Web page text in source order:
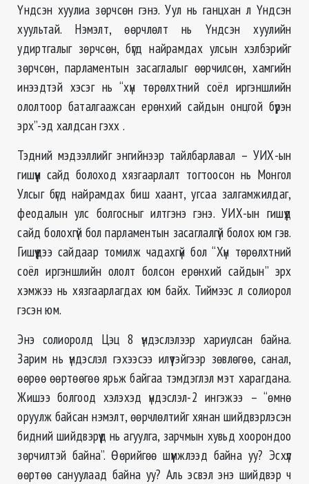
Үндсэн хуулиа зөрчсөн гэнэ. Уул нь ганцхан л Үндсэн
хуультай. Нэмэлт, өөрчлөлт нь Үндсэн хуулийн
удиртгалыг зөрчсөн, бүгд найрамдах улсын хэлбэрийг
зөрчсөн, парламентын засаглалыг өөрчилсөн, хамгийн
инээдтэй хэсэг нь “хүн төрөлхтний соёл иргэншлийн
ололтоор баталгаажсан ерөнхий сайдын онцгой бүрэн
эрх”-эд халдсан гэхх .
Тэдний мэдээллийг энгийнээр тайлбарлавал – УИХ-ын
гишүүн сайд болоход хязгаарлалт тогтоосон нь Монгол
Улсыг бүгд найрамдах биш хаант, угсаа залгамжилдаг,
феодалын улс болгосныг илтгэнэ гэнэ. УИХ-ын гишүүд
сайд болохгүй бол парламентын засаглалгүй болох юм гэв.
Гишүүдээ сайдаар томилж чадахгүй бол “Хүн төрөлхтний
соёл иргэншлийн ололт болсон ерөнхий сайдын” эрх
хэмжээ нь хязгаарлагдах юм байх. Тиймээс л солиорол
гэсэн юм.
Энэ солиоролд Цэц 8 үндэслэлээр хариулсан байна.
Зарим нь үндэслэл гэхээсээ илүүтэйгээр зөвлөгөө, санал,
өөрөө өөртөөгөө ярьж байгаа тэмдэглэл мэт харагдана.
Жишээ болгоод хэлэхэд үндэслэл-2 ингэжээ – “өмнө
оруулж байсан нэмэлт, өөрчлөлтийг хянан шийдвэрлэсэн
бидний шийдвэрүүд нь агуулга, зарчмын хувьд хоорондоо
зөрчилтэй байна”. Өөрийгөө шүүмжлээд байна уу? Эсхүл
өөртөө сануулаад байна уу? Аль эсвэл энэ шийдвэр ч